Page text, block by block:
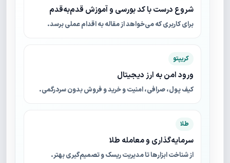
شروع درست با کد بورسی و آموزش قدم‌به‌قدم
برای کاربری که می‌خواهد از مقاله به اقدام عملی برسد.
کریپتو
ورود امن به ارز دیجیتال
کیف پول، صرافی، امنیت و خرید و فروش بدون سردرگمی.
طلا
سرمایه‌گذاری و معامله طلا
از شناخت ابزارها تا مدیریت ریسک و تصمیم‌گیری بهتر.